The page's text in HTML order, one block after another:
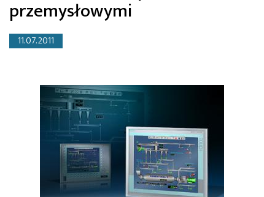
przemysłowymi
11.07.2011